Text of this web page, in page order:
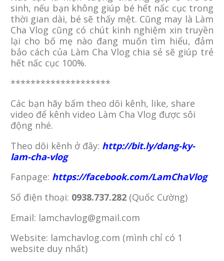
sinh, nếu bạn không giúp bé hết nấc cục trong
thời gian dài, bé sẽ thấy mệt. Cũng may là Làm
Cha Vlog cũng có chút kinh nghiệm xin truyền
lại cho bố mẹ nào đang muốn tìm hiểu, đảm
bảo cách của Làm Cha Vlog chia sẻ sẽ giúp trẻ
hết nấc cục 100%.
********************
Các bạn hãy bấm theo dõi kênh, like, share
video để kênh video Làm Cha Vlog được sôi
động nhé.
Theo dõi kênh ở đây: http://bit.ly/dang-ky-
lam-cha-vlog
Fanpage: https://facebook.com/LamChaVlog
Số điện thoại: 0938.737.282 (Quốc Cường)
Email: lamchavlog@gmail.com
Website: lamchavlog.com (mình chỉ có 1
website duy nhất)